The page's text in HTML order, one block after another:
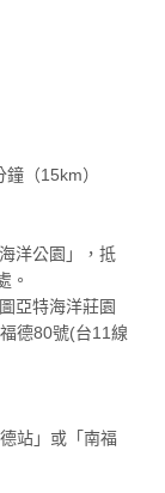
（15km）
洋公園」，抵
。
亞特海洋莊園
德80號(台11線
站」或「南福